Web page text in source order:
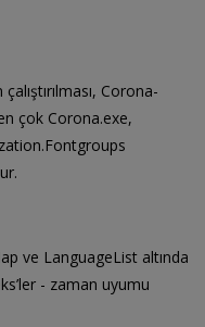
Corona-
çok Corona.exe,
ve LanguageList altında
- zaman uyumu